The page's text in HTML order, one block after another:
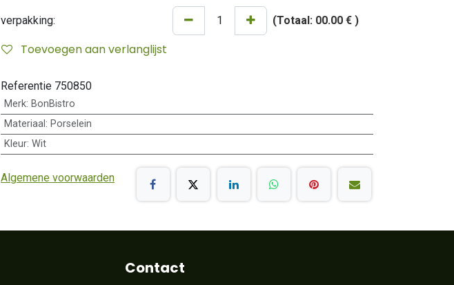
verpakking: (Totaal: 00.00 € )
Toevoegen aan verlanglijst
Referentie 750850
Merk: BonBistro
Materiaal : Porselein
Kleur: Wit
Algemene voorwaarden
Contact